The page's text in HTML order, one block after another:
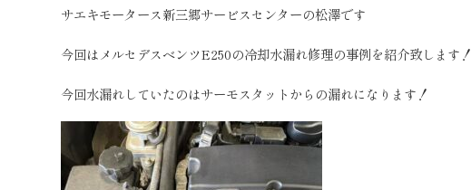
サエキモータース新三郷サービスセンターの松澤です
今回はメルセデスベンツE250の冷却水漏れ修理の事例を紹介致します！
今回水漏れしていたのはサーモスタットからの漏れになります！